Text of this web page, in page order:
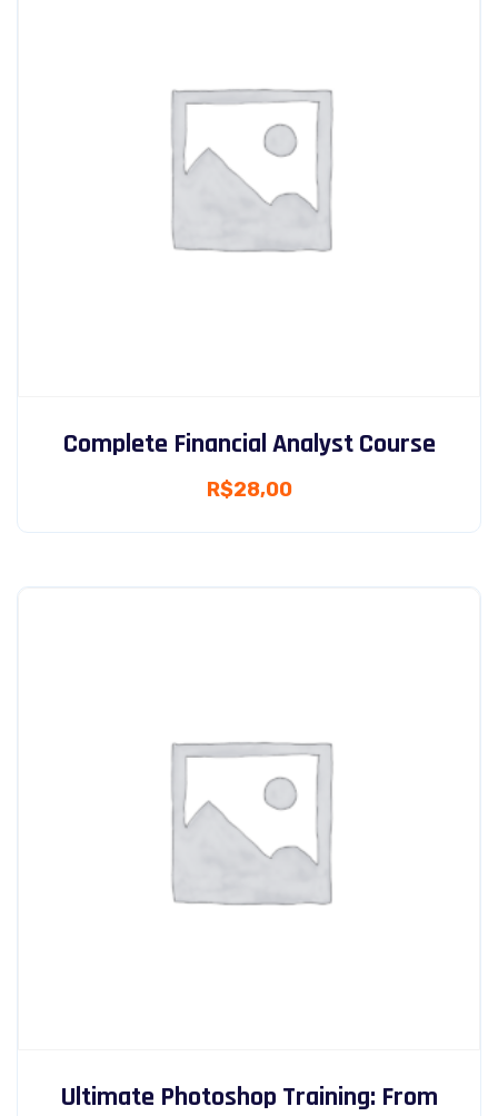
Complete Financial Analyst Course
R$28,00
Ultimate Photoshop Training: From